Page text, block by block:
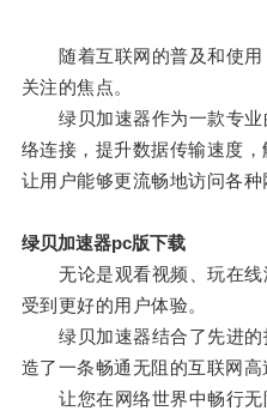
随着互联网的普及和使用
关注的焦点。
绿贝加速器作为一款专业
络连接，提升数据传输速度
让用户能够更流畅地访问各种
绿贝加速器pc版下载
无论是观看视频、玩在线
受到更好的用户体验。
绿贝加速器结合了先进的
造了一条畅通无阻的互联网高
让您在网络世界中畅行无